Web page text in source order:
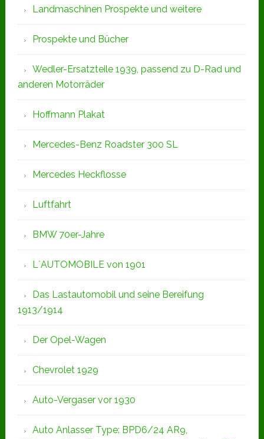
Landmaschinen Prospekte und weitere
Prospekte und Bücher
Wedler-Ersatzteile 1939, passend zu D-Rad und
anderen Motorräder
Hoffmann Plakat
Mercedes-Benz Roadster 300 SL
Mercedes Heckflosse
Luftfahrt
BMW 70er-Jahre
L`AUTOMOBILE von 1901
Das Lastautomobil und seine Bereifung
1913/1914
Der Opel-Wagen
Chevrolet 1929
Auto-Vergaser vor 1930
Auto Anlasser Type: BPD6/24 AR9,